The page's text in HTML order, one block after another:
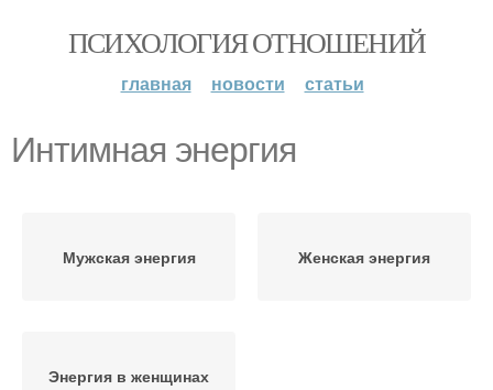
ПСИХОЛОГИЯ ОТНОШЕНИЙ
главная новости статьи
Интимная энергия
Мужская энергия Женская энергия
Энергия в женщинах